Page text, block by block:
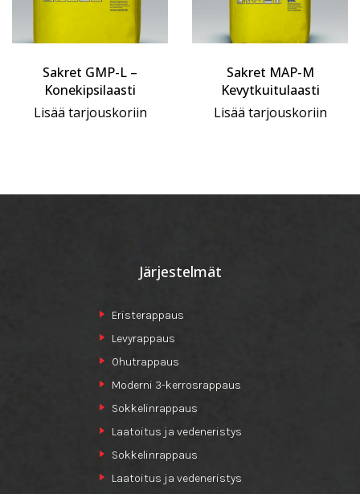
Sakret GMP-L –
Konekipsilaasti
Lisää tarjouskoriin
Sakret MAP-M
Kevytkuitulaasti
Lisää tarjouskoriin
Järjestelmät
Eristerappaus
Levyrappaus
Ohutrappaus
Moderni 3-kerrosrappaus
Sokkelinrappaus
Laatoitus ja vedeneristys
Sokkelinrappaus
Laatoitus ja vedeneristys